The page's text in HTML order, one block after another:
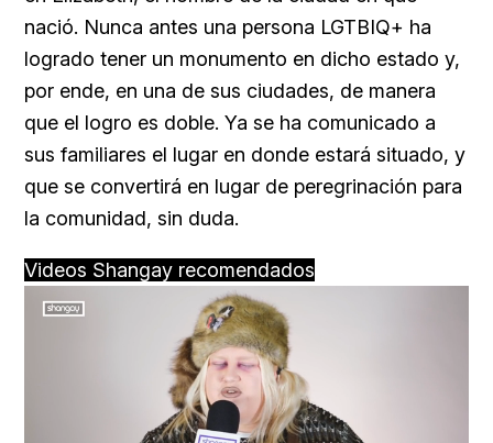
nació. Nunca antes una persona LGTBIQ+ ha
logrado tener un monumento en dicho estado y,
por ende, en una de sus ciudades, de manera
que el logro es doble. Ya se ha comunicado a
sus familiares el lugar en donde estará situado, y
que se convertirá en lugar de peregrinación para
la comunidad, sin duda.
Videos Shangay recomendados